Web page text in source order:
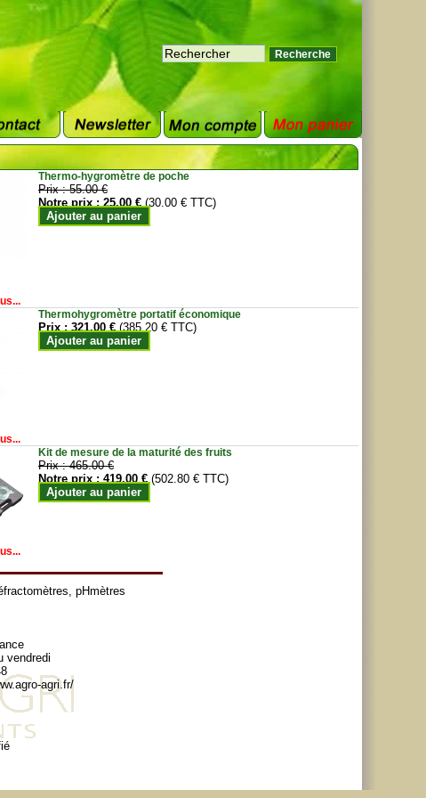
Thermo-hygromètre de poche
Prix :55.00 €
Notre prix :25.00 € (30.00 € TTC)
Ajouter au panier
Thermohygromètre portatif économique
Prix :321.00 € (385.20 € TTC)
Ajouter au panier
Kit de mesure de la maturité des fruits
Prix :465.00 €
Notre prix :419.00 € (502.80 € TTC)
Ajouter au panier
, pHmètres
vendredi
agri.fr/